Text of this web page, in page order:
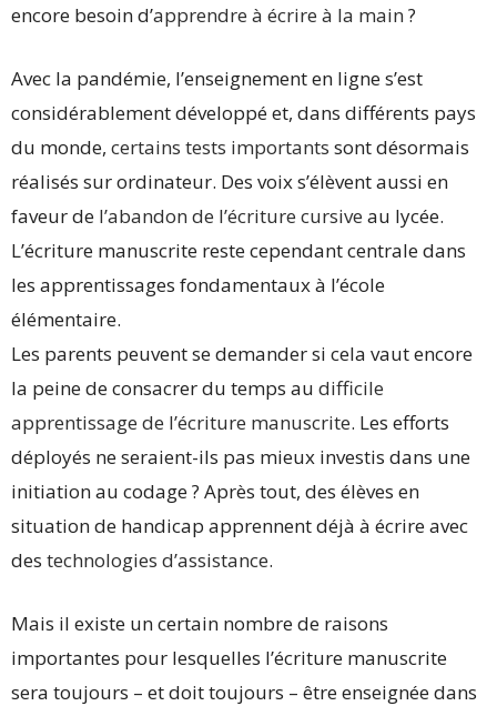
encore besoin d’apprendre à écrire à la main ?
Avec la pandémie, l’enseignement en ligne s’est
considérablement développé et, dans différents pays
du monde, certains tests importants sont désormais
réalisés sur ordinateur. Des voix s’élèvent aussi en
faveur de l’abandon de l’écriture cursive au lycée.
L’écriture manuscrite reste cependant centrale dans
les apprentissages fondamentaux à l’école
élémentaire.
Les parents peuvent se demander si cela vaut encore
la peine de consacrer du temps au difficile
apprentissage de l’écriture manuscrite. Les efforts
déployés ne seraient-ils pas mieux investis dans une
initiation au codage ? Après tout, des élèves en
situation de handicap apprennent déjà à écrire avec
des technologies d’assistance.
Mais il existe un certain nombre de raisons
importantes pour lesquelles l’écriture manuscrite
sera toujours – et doit toujours – être enseignée dans